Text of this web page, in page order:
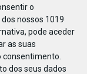
o
nossos 1019
pode aceder
as suas
dos seus dados